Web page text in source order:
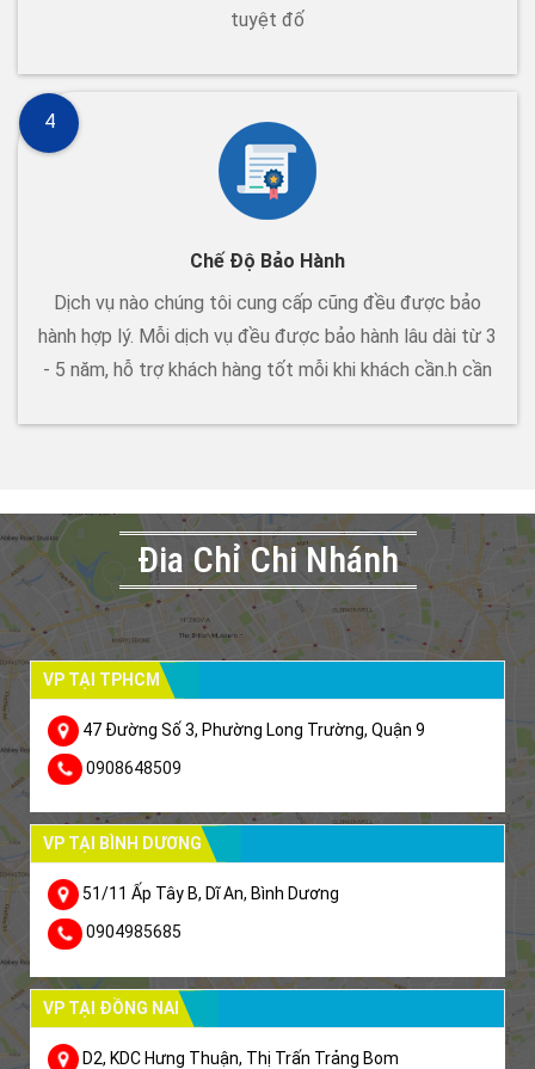
tuyệt đố
Chế Độ Bảo Hành
Dịch vụ nào chúng tôi cung cấp cũng đều được bảo
hành hợp lý. Mỗi dịch vụ đều được bảo hành lâu dài từ 3
- 5 năm, hỗ trợ khách hàng tốt mỗi khi khách cần.h cần
4
Đia Chỉ Chi Nhánh
VP TẠI TPHCM
47 Đường Số 3, Phường Long Trường, Quận 9
0908648509
VP TẠI BÌNH DƯƠNG
51/11 Ấp Tây B, Dĩ An, Bình Dương
0904985685
VP TẠI ĐỒNG NAI
D2, KDC Hưng Thuận, Thị Trấn Trảng Bom